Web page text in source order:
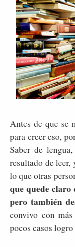
Antes de que se
para creer eso,
Saber de
resultado de
lo que otras
que quede claro
pero también
convivo con
pocos casos